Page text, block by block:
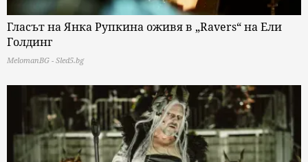
Гласът на Янка Рупкина оживя в „Ravers“ на Ели
Голдинг
MelomanBG - Sled5.bg